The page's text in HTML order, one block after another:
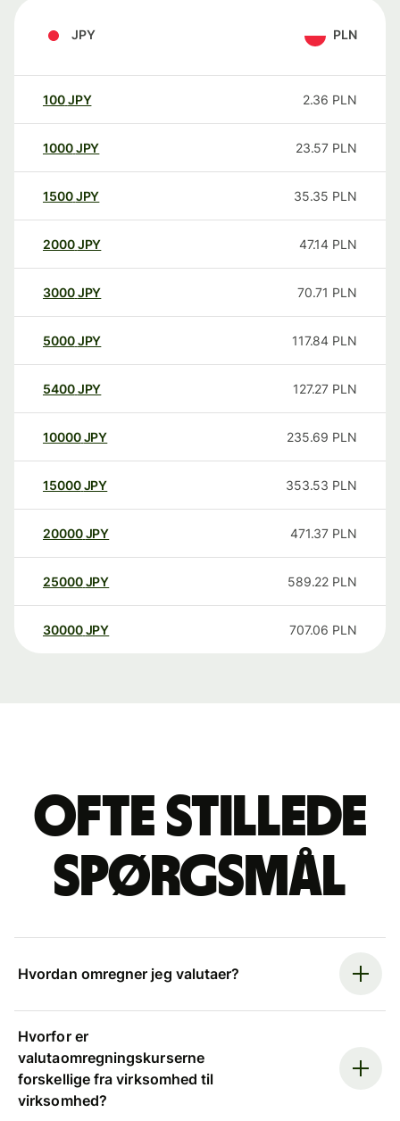
JPY PLN
100JPY 2.36 PLN
1000JPY 23.57 PLN
1500JPY 35.35 PLN
2000JPY 47.14 PLN
3000JPY 70.71 PLN
5000JPY 117.84 PLN
5400JPY 127.27 PLN
10000 JPY 235.69 PLN
15000 JPY 353.53 PLN
20000 JPY 471.37 PLN
25000 JPY 589.22 PLN
30000 JPY 707.06 PLN
Ofte stillede
spørgsmål
Hvordan omregner jeg valutaer?
Hvorfor er
valutaomregningskurserne
forskellige fra virksomhed til
virksomhed?